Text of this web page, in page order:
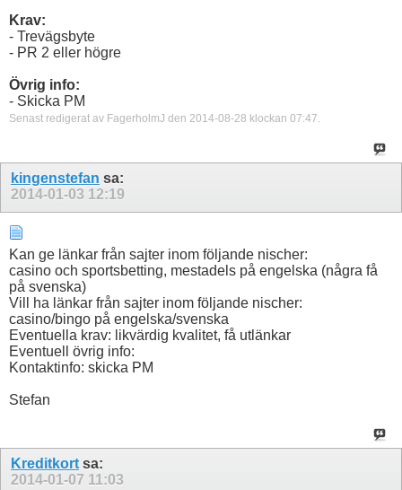
Krav:
- Trevägsbyte
- PR 2 eller högre
Övrig info:
- Skicka PM
Senast redigerat av FagerholmJ den 2014-08-28 klockan 07:47.
kingenstefan sa:
2014-01-03 12:19
Kan ge länkar från sajter inom följande nischer:
casino och sportsbetting, mestadels på engelska (några få
på svenska)
Vill ha länkar från sajter inom följande nischer:
casino/bingo på engelska/svenska
Eventuella krav: likvärdig kvalitet, få utlänkar
Eventuell övrig info:
Kontaktinfo: skicka PM
Stefan
Kreditkort sa:
2014-01-07 11:03